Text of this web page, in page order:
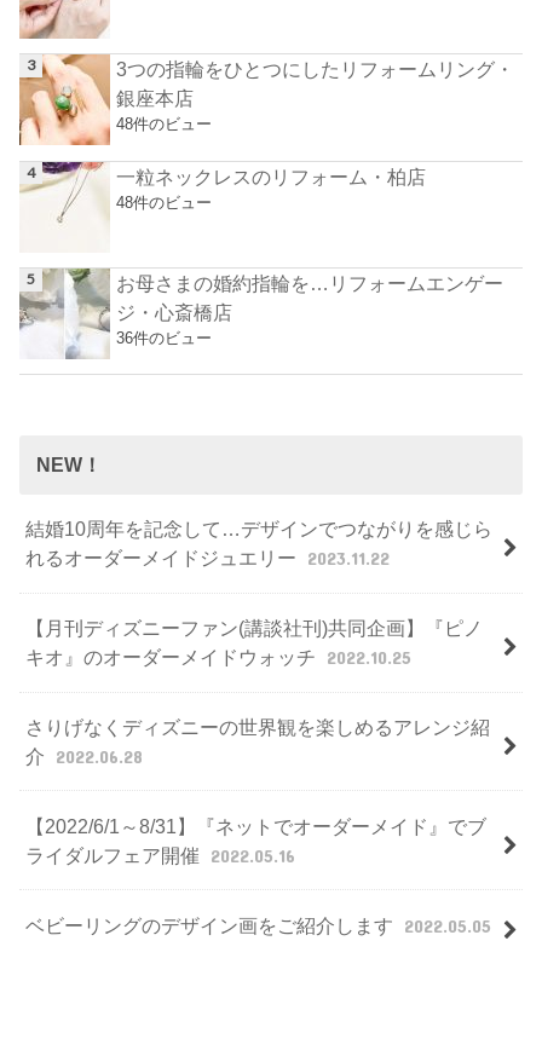
3つの指輪をひとつにしたリフォームリング・
銀座本店
48件のビュー
一粒ネックレスのリフォーム・柏店
48件のビュー
お母さまの婚約指輪を…リフォームエンゲー
ジ・心斎橋店
36件のビュー
NEW！
結婚10周年を記念して…デザインでつながりを感じら
れるオーダーメイドジュエリー
2023.11.22
【月刊ディズニーファン(講談社刊)共同企画】『ピノ
キオ』のオーダーメイドウォッチ
2022.10.25
さりげなくディズニーの世界観を楽しめるアレンジ紹
介
2022.06.28
【2022/6/1～8/31】『ネットでオーダーメイド』でブ
ライダルフェア開催
2022.05.16
ベビーリングのデザイン画をご紹介します 2022.05.05